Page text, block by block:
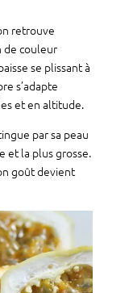
retrouve
de couleur
se plissant à
s’adapte
et en altitude.
par sa peau
et la plus grosse.
goût devient